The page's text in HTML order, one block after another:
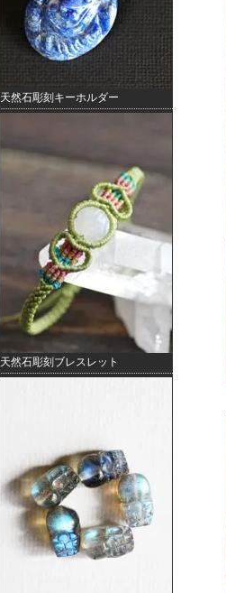
天然石彫刻キーホルダー
天然石彫刻ブレスレット